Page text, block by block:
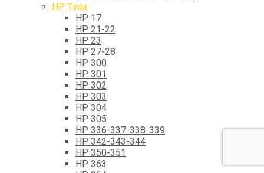
HP Tinta
HP 17
HP 21-22
HP 23
HP 27-28
HP 300
HP 301
HP 302
HP 303
HP 304
HP 305
HP 336-337-338-339
HP 342-343-344
HP 350-351
HP 363